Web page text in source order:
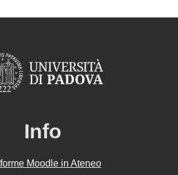
Info
Moodle in Ateneo